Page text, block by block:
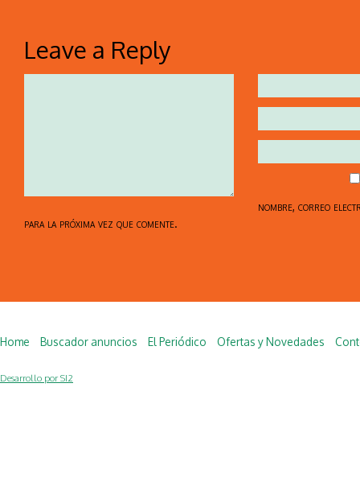
Leave a Reply
nombre, correo
para la próxima vez que comente.
Home Buscador anuncios El Periódico Ofertas y Novedades
Desarrollo por SI2